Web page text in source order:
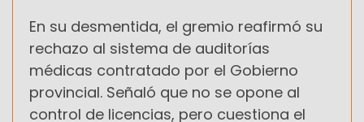
En su desmentida, el gremio reafirmó su
rechazo al sistema de auditorías
médicas contratado por el Gobierno
provincial. Señaló que no se opone al
control de licencias, pero cuestiona el